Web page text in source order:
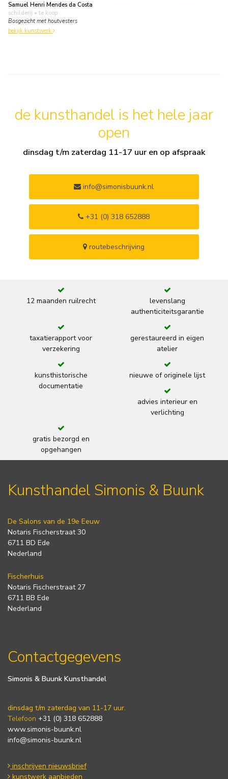
Samuel Henri Mendes da Costa
schilderij • te koop
Bosgezicht met houtvesters
bekijk kunstwerk
de kunsthandel is het hele jaar
open
dinsdag t/m zaterdag 11-17 uur en op afspraak
info@simonisbuunk.nl
+31 (0) 318 652888
routebeschrijving
12 maanden ruilrecht
levenslang
authenticiteitsgarantie
taxatierapport voor
verzekering
gerestaureerd in eigen
atelier
kunsthistorische
documentatie
nieuwe of originele lijst
advies interieur en
verlichting
gratis bezorgd en
opgehangen
Kunsthandel Simonis & Buunk
De Salons van de 19e Eeuw
Notaris Fischerstraat 30
6711 BD Ede
Nederland
Fischerhuis
Notaris Fischerstraat 27
6711 BB Ede
Nederland
Contactgegevens
Simonis & Buunk Kunsthandel
dinsdag t/m zaterdag van 11-17 uur.
Telefoon +31 (0) 318 652888
www.simonis-buunk.nl
info@simonis-buunk.nl
inschrijven nieuwsbrief
kunstwerk aanbieden